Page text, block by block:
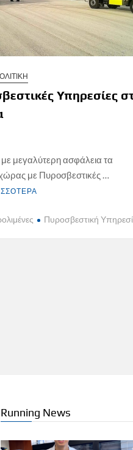
Υπηρεσίες
μεγαλύτερη ασφάλεια τα
με Πυροσβεστικές …
Πυροσβεστική
Running News